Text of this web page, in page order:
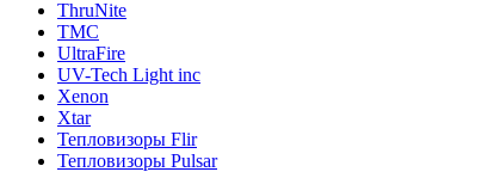
ThruNite
TMC
UltraFire
UV-Tech Light inc
Xenon
Xtar
Тепловизоры Flir
Тепловизоры Pulsar